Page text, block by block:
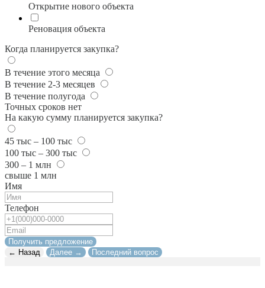
Открытие нового объекта
Реновация объекта
Когда планируется закупка?
В течение этого месяца
В течение 2-3 месяцев
В течение полугода
Точных сроков нет
На какую сумму планируется закупка?
45 тыс – 100 тыс
100 тыс – 300 тыс
300 – 1 млн
свыше 1 млн
Имя
Телефон
Получить предложение
← Назад
Далее → Последний вопрос